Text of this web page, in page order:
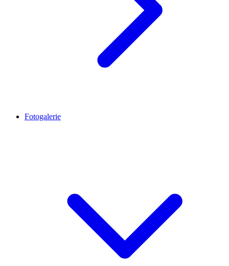
Fotogalerie